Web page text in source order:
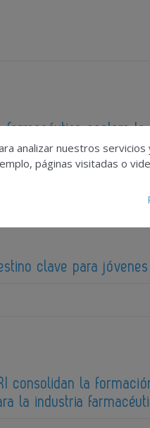
farmacéutica acelera
el acceso al
clave para
consolidan la
la industria
analizar nuestros
páginas visitadas o